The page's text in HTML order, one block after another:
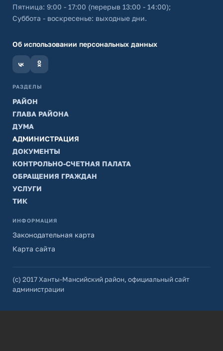
Пятница: 9:00 - 17:00 (перерыв 13:00 - 14:00);
Суббота - воскресенье: выходные дни.
Об использовании персональных данных
РАЗДЕЛЫ
РАЙОН
ГЛАВА РАЙОНА
ДУМА
АДМИНИСТРАЦИЯ
ДОКУМЕНТЫ
КОНТРОЛЬНО-СЧЕТНАЯ ПАЛАТА
ОБРАЩЕНИЯ ГРАЖДАН
УСЛУГИ
ТИК
ИНФОРМАЦИЯ
Законодательная карта
Карта сайта
(с) 2017 Ханты-Мансийский район, официальный сайт
администрации